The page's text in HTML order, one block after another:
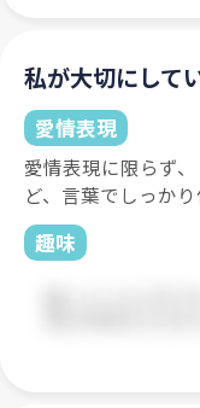
私が大切にして
愛情表現
愛情表現に限らず
ど、言葉でしっか
趣味